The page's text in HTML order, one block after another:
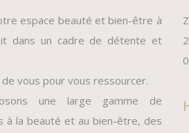
espace beauté et bien-être à
dans un cadre de détente et
vous pour vous ressourcer.
une large gamme de
à la beauté et au bien-être, des